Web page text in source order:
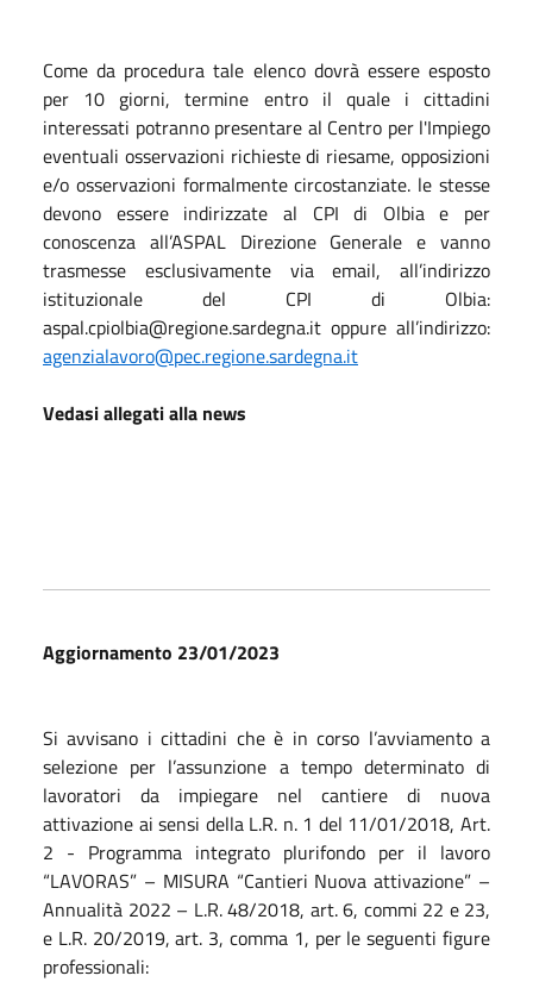
Come da procedura tale elenco dovrà essere esposto
per 10 giorni, termine entro il quale i cittadini
interessati potranno presentare al Centro per l'Impiego
eventuali osservazioni richieste di riesame, opposizioni
e/o osservazioni formalmente circostanziate. le stesse
devono essere indirizzate al CPI di Olbia e per
conoscenza all’ASPAL Direzione Generale e vanno
trasmesse esclusivamente via email, all’indirizzo
istituzionale del CPI di Olbia:
aspal.cpiolbia@regione.sardegna.it oppure all’indirizzo:
agenzialavoro@pec.regione.sardegna.it
Vedasi allegati alla news
Aggiornamento 23/01/2023
Si avvisano i cittadini che è in corso l’avviamento a
selezione per l’assunzione a tempo determinato di
lavoratori da impiegare nel cantiere di nuova
attivazione ai sensi della L.R. n. 1 del 11/01/2018, Art.
2 - Programma integrato plurifondo per il lavoro
“LAVORAS” – MISURA “Cantieri Nuova attivazione” –
Annualità 2022 – L.R. 48/2018, art. 6, commi 22 e 23,
e L.R. 20/2019, art. 3, comma 1, per le seguenti figure
professionali: